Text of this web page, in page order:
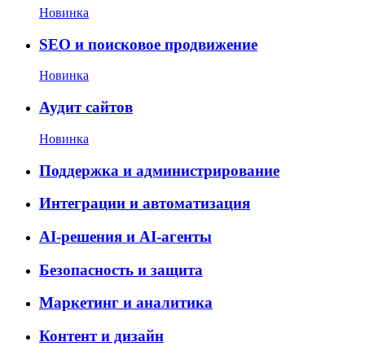
Новинка
SEO и поисковое продвижение
Новинка
Аудит сайтов
Новинка
Поддержка и администрирование
Интеграции и автоматизация
AI-решения и AI-агенты
Безопасность и защита
Маркетинг и аналитика
Контент и дизайн